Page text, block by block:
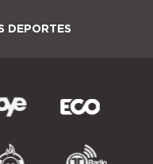
DEPORTES